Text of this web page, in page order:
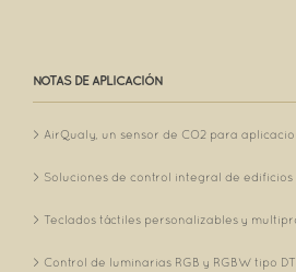
NOTAS DE APLICACIÓN
AirQualy, un sensor de CO2 para
Soluciones de control integral de edificios
Teclados táctiles personalizables y
Control de luminarias RGB y RGBW tipo